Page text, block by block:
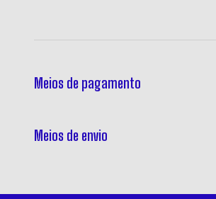
Meios de pagamento
Meios de envio